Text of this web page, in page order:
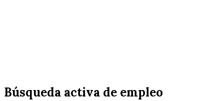
Búsqueda activa de empleo